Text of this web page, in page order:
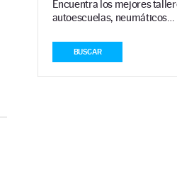
Encuentra los mejores
autoescuelas, neumáticos…
BUSCAR